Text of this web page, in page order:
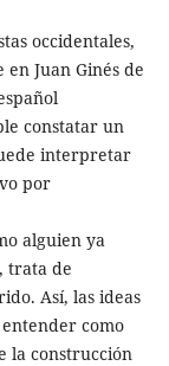
occidentales,
Juan Ginés de
constatar un
interpretar
por
alguien ya
trata de
Así, las ideas
como
la construcción